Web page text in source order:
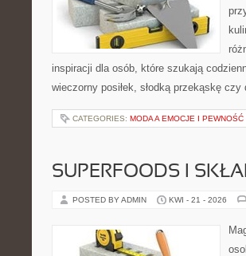
inspiracji dla osób, które szukają
wieczorny posiłek, słodką przekąskę
CATEGORIES: MODA A EMOCJE I
SUPERFOODS I
POSTED BY ADMIN KWI - 21 - 2026